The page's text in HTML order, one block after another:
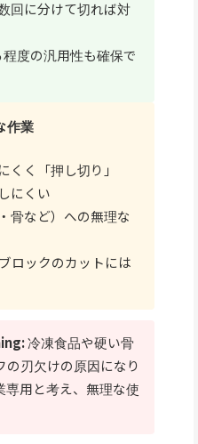
回に分けて切れば対
度の汎用性も確保で
作業
くく「押し切り」
にくい
骨など）への無理な
ロックのカットには
冷凍食品や硬い骨
の刃欠けの原因になり
専用と考え、無理な使